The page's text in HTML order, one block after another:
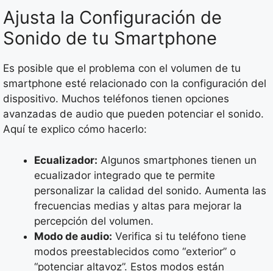
Ajusta la Configuración de
Sonido de tu Smartphone
Es posible que el problema con el volumen de tu
smartphone esté relacionado con la configuración del
dispositivo. Muchos teléfonos tienen opciones
avanzadas de audio que pueden potenciar el sonido.
Aquí te explico cómo hacerlo:
Ecualizador: Algunos smartphones tienen un
ecualizador integrado que te permite
personalizar la calidad del sonido. Aumenta las
frecuencias medias y altas para mejorar la
percepción del volumen.
Modo de audio: Verifica si tu teléfono tiene
modos preestablecidos como “exterior” o
“potenciar altavoz”. Estos modos están